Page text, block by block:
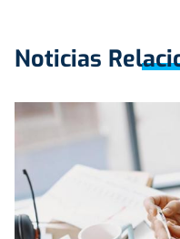
Noticias